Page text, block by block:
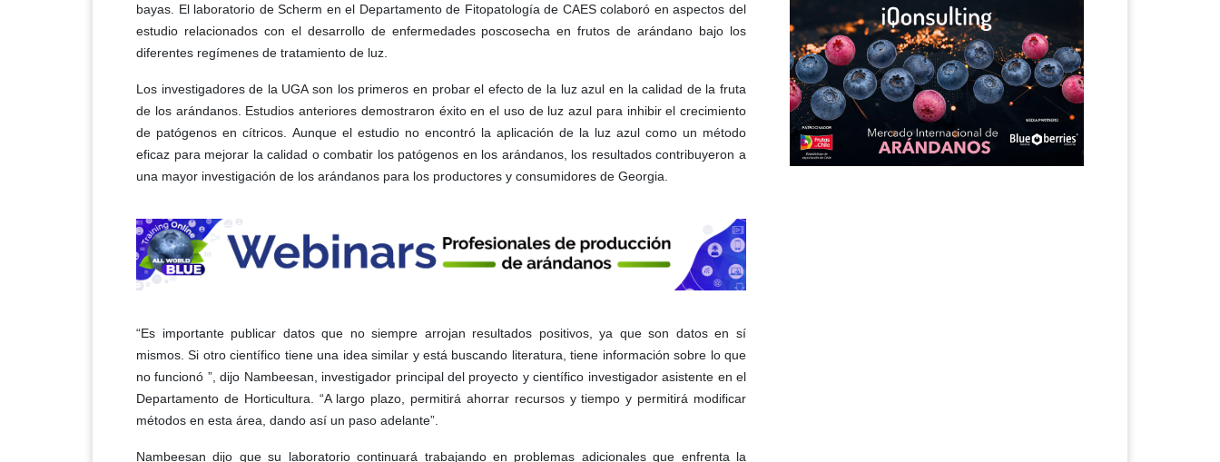
bayas. El laboratorio de Scherm en el Departamento de Fitopatología de CAES colaboró ​​en aspectos del
estudio relacionados con el desarrollo de enfermedades poscosecha en frutos de arándano bajo los
diferentes regímenes de tratamiento de luz.
Los investigadores de la UGA son los primeros en probar el efecto de la luz azul en la calidad de la fruta
de los arándanos. Estudios anteriores demostraron éxito en el uso de luz azul para inhibir el crecimiento
de patógenos en cítricos. Aunque el estudio no encontró la aplicación de la luz azul como un método
eficaz para mejorar la calidad o combatir los patógenos en los arándanos, los resultados contribuyeron a
una mayor investigación de los arándanos para los productores y consumidores de Georgia.
“Es importante publicar datos que no siempre arrojan resultados positivos, ya que son datos en sí
mismos. Si otro científico tiene una idea similar y está buscando literatura, tiene información sobre lo que
no funcionó ”, dijo Nambeesan, investigador principal del proyecto y científico investigador asistente en el
Departamento de Horticultura. “A largo plazo, permitirá ahorrar recursos y tiempo y permitirá modificar
métodos en esta área, dando así un paso adelante”.
Nambeesan dijo que su laboratorio continuará trabajando en problemas adicionales que enfrenta la